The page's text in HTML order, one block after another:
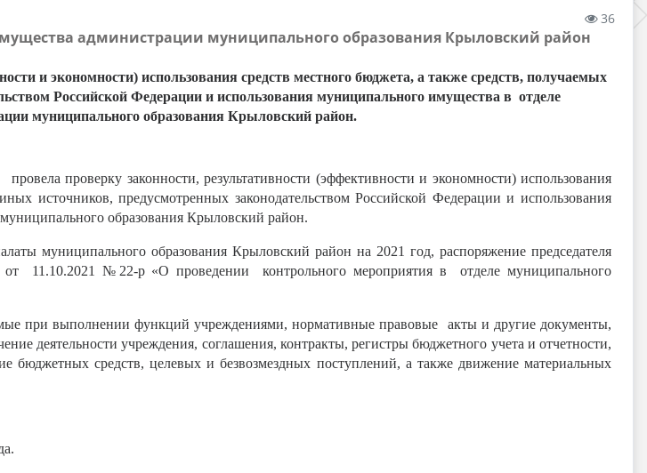
36
администрации муниципального образования Крыловский район
и экономности) использования средств местного бюджета, а также средств, получаемых
Российской Федерации и использования муниципального имущества в отделе
муниципального образования Крыловский район.
проверку законности, результативности (эффективности и экономности) использования
источников, предусмотренных законодательством Российской Федерации и использования
образования Крыловский район.
муниципального образования Крыловский район на 2021 год, распоряжение председателя
от 11.10.2021 №22-р «О проведении контрольного мероприятия в отделе муниципального
при выполнении функций учреждениями, нормативные правовые акты и другие документы,
деятельности учреждения, соглашения, контракты, регистры бюджетного учета и отчетности,
средств, целевых и безвозмездных поступлений, а также движение материальных